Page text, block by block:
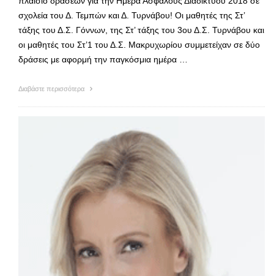
σχολεία του Δ. Τεμπών και Δ. Τυρνάβου! Οι μαθητές της Στ’
τάξης του Δ.Σ. Γόννων, της Στ’ τάξης του 3ου Δ.Σ. Τυρνάβου και
οι μαθητές του Στ’1 του Δ.Σ. Μακρυχωρίου συμμετείχαν σε δύο
δράσεις με αφορμή την παγκόσμια ημέρα …
Διαβάστε περισσότερα